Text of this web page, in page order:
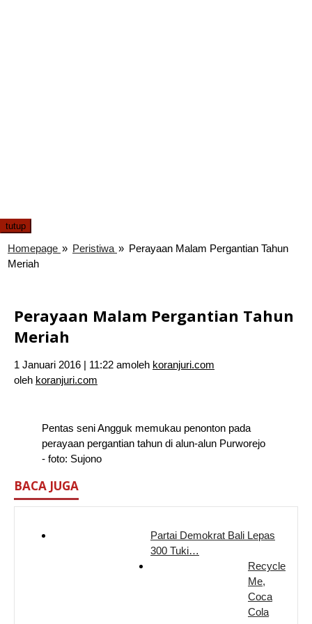
tutup
Homepage » Peristiwa » Perayaan Malam Pergantian Tahun
Meriah
Perayaan Malam Pergantian Tahun
Meriah
1 Januari 2016 | 11:22 amoleh koranjuri.com
oleh koranjuri.com
Pentas seni Angguk memukau penonton pada
perayaan pergantian tahun di alun-alun Purworejo
- foto: Sujono
BACA JUGA
Partai Demokrat Bali Lepas
300 Tuki…
Recycle
Me,
Coca
Cola